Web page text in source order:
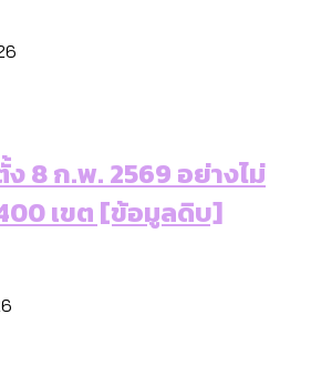
8 ก.พ. 2569 อย่างไม่
เขต [ข้อมูลดิบ]